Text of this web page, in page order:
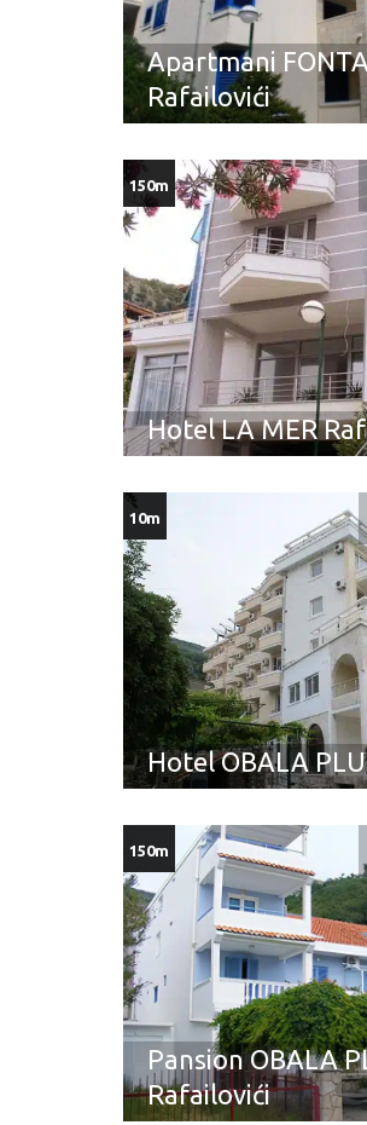
Apartmani
Rafailovići
Hotel LA MER
150m
Hotel OBALA
10m
Pansion OBALA
Rafailovići
150m